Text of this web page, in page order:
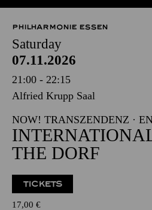
PHILHARMONIE ESSEN
Saturday
07.11.2026
21:00 - 22:15
Alfried Krupp Saal
NOW! TRANSZENDENZ ·
THE DORF
TICKETS
17,00 €